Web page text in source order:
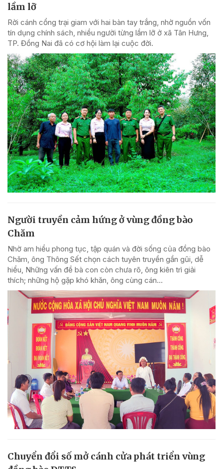
lầm lỡ
Rời cánh cổng trại giam với hai bàn tay trắng, nhờ nguồn vốn
tín dụng chính sách, nhiều người từng lầm lỡ ở xã Tân Hưng,
TP. Đồng Nai đã có cơ hội làm lại cuộc đời.
Người truyền cảm hứng ở vùng đồng bào
Chăm
Nhờ am hiểu phong tục, tập quán và đời sống của đồng bào
Chăm, ông Thông Sết chọn cách tuyên truyền gần gũi, dễ
hiểu, Những vấn đề bà con còn chưa rõ, ông kiên trì giải
thích; những hộ gặp khó khăn, ông cùng cán...
Chuyển đổi số mở cánh cửa phát triển vùng